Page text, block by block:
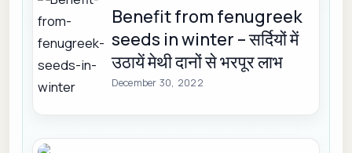
Benefit from fenugreek
seeds in winter – सर्दियों में
उठायें मेथी दानों से भरपूर लाभ
December 30, 2022